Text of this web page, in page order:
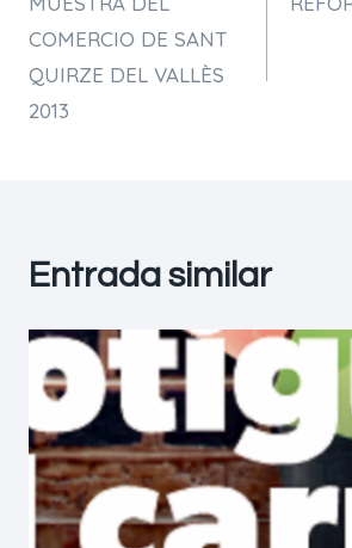
d'entrades
COMERCIO DE SANT
QUIRZE DEL VALLÈS
2013
Entrada similar